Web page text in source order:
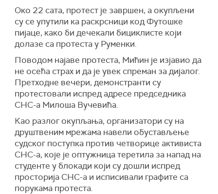
Око 22 сата, протест је завршен, а окупљени
су се упутили ка раскрсници код Футошке
пијаце, како би дечекали бициклисте који
долазе са протеста у Руменки.
Поводом најаве протеста, Мићин је изјавио да
не осећа страх и да је увек спреман за дијалог.
Претходне вечери, демонстранти су
протестовали испред адресе председника
СНС-а Милоша Вучевића.
Као разлог окупљања, организатори су на
друштвеним мрежама навели обустављење
судског поступка против четворице активиста
СНС-а, које је оптужница теретила за напад на
студенте у блокади који су дошли испред
просторија СНС-а и исписивали графите са
порукама протеста.